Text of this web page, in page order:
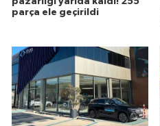
parça ele geçirildi